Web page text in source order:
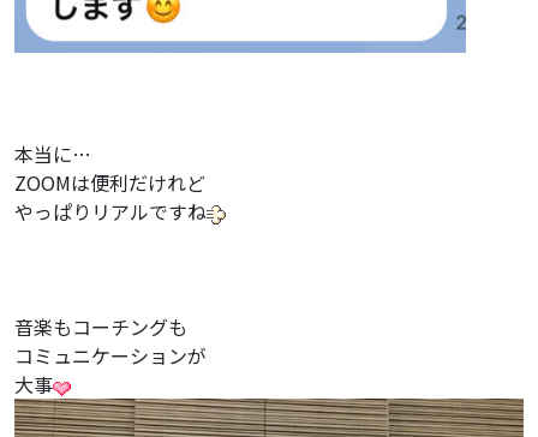
本当に…
ZOOMは便利だけれど
やっぱりリアルですね
音楽もコーチングも
コミュニケーションが
大事